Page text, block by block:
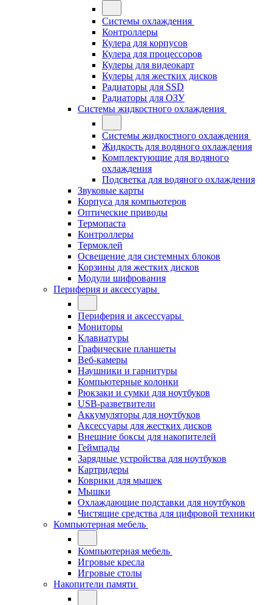
Системы охлаждения
Контроллеры
Кулера для корпусов
Кулера для процессоров
Кулеры для видеокарт
Кулеры для жестких дисков
Радиаторы для SSD
Радиаторы для ОЗУ
Системы жидкостного охлаждения
Системы жидкостного охлаждения
Жидкость для водяного охлаждения
Комплектующие для водяного
охлаждения
Подсветка для водяного охлаждения
Звуковые карты
Корпуса для компьютеров
Оптические приводы
Термопаста
Контроллеры
Термоклей
Освещение для системных блоков
Корзины для жестких дисков
Модули шифрования
Периферия и аксессуары
Периферия и аксессуары
Мониторы
Клавиатуры
Графические планшеты
Веб-камеры
Наушники и гарнитуры
Компьютерные колонки
Рюкзаки и сумки для ноутбуков
USB-разветвители
Аккумуляторы для ноутбуков
Аксессуары для жестких дисков
Внешние боксы для накопителей
Геймпады
Зарядные устройства для ноутбуков
Картридеры
Коврики для мышек
Мышки
Охлаждающие подставки для ноутбуков
Чистящие средства для цифровой техники
Компьютерная мебель
Компьютерная мебель
Игровые кресла
Игровые столы
Накопители памяти